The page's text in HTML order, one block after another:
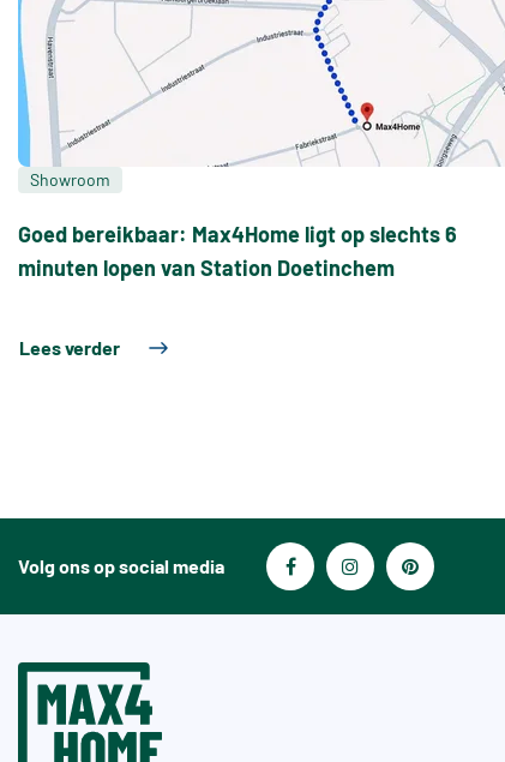
Showroom
Goed bereikbaar: Max4Home ligt op slechts 6
minuten lopen van Station Doetinchem
Lees verder
Volg ons op social media